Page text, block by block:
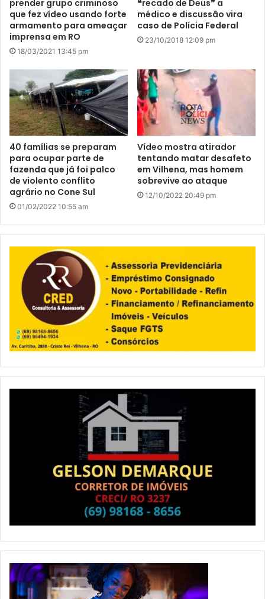
prender grupo criminoso
que fez vídeo usando forte
armamento para ameaçar
imprensa em RO
18/03/2021 13:45 pm
❝recado de Deus❞ a
médico e discussão vira
caso de Polícia Federal
23/10/2018 12:09 pm
40 famílias se preparam
para ocupar parte de
fazenda que já foi palco
de violento conflito
agrário no Cone Sul
01/02/2022 10:55 am
Vídeo mostra atirador
tentando matar desafeto
em Vilhena, mas homem
sobrevive ao ataque
12/10/2022 20:49 pm